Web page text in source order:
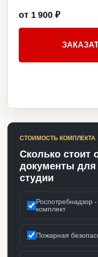
от 1 900 ₽
СТОИМОСТЬ КОМПЛЕКТА
Сколько стоит
документы для
студии
Роспотребнадзор
комплект
Пожарная